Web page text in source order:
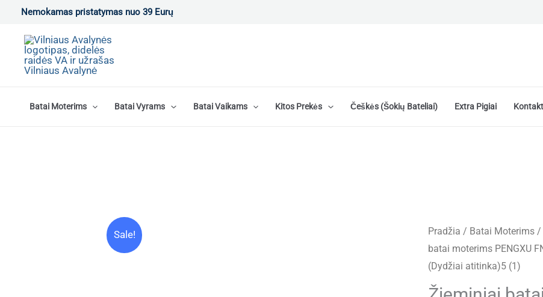
Pereiti
turinio
Nemokamas pristatymas nuo 39 Eurų
Batai Moterims Batai Vyrams Batai Vaikams Kitos Prekės Češkės (šokių Bateliai) Extra Pigiai
Sale! Pradžia / Batai Moterims/
batai moterims PENGXU
(Dydžiai atitinka)5 (1)